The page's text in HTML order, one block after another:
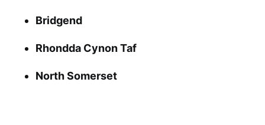
Bridgend
Rhondda Cynon Taf
North Somerset